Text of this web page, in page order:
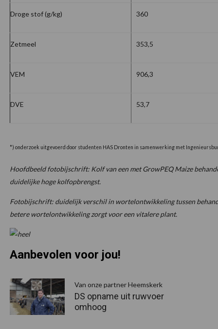
Droge stof (g/kg) 360
Zetmeel 353,5
VEM 906,3
DVE 53,7
*) onderzoek uitgevoerd door studenten HAS Dronten in samenwerking met
Hoofdbeeld fotobijschrift: Kolf van een met GrowPEQ Maize
duidelijke hoge kolfopbrengst.
Fotobijschrift: duidelijk verschil in wortelontwikkeling tussen
betere wortelontwikkeling zorgt voor een vitalere plant.
Aanbevolen voor jou!
Van onze partner Heemskerk
DS opname uit ruwvoer
omhoog